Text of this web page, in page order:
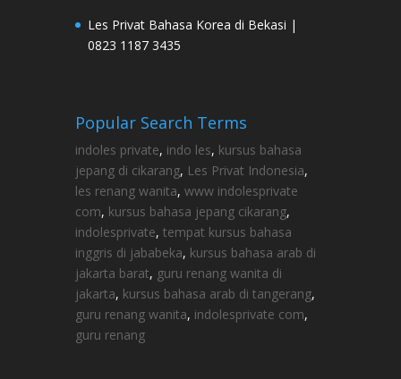
Les Privat Bahasa Korea di Bekasi |
0823 1187 3435
Popular Search Terms
indoles private, indo les, kursus bahasa
jepang di cikarang, Les Privat Indonesia,
les renang wanita, www indolesprivate
com, kursus bahasa jepang cikarang,
indolesprivate, tempat kursus bahasa
inggris di jababeka, kursus bahasa arab di
jakarta barat, guru renang wanita di
jakarta, kursus bahasa arab di tangerang,
guru renang wanita, indolesprivate com,
guru renang